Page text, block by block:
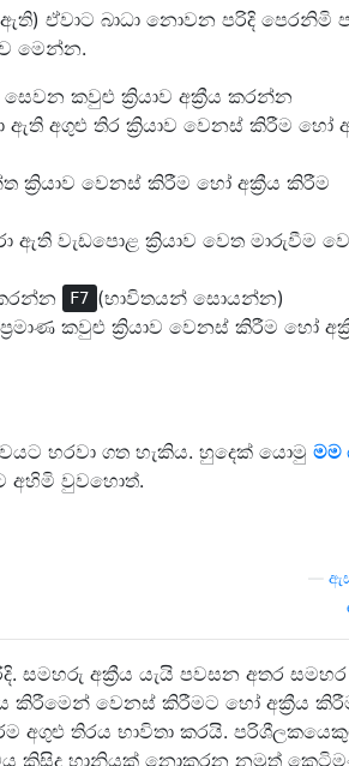
ඒවාට බාධා නොවන පරිදි පෙරනිමි
මෙන්න.
සෙවන කවුළු ක්‍රියාව අක්‍රීය කරන්න
ඇති අගුළු තිර ක්‍රියාව වෙනස් කිරීම හෝ
ක්‍රියාව වෙනස් කිරීම හෝ අක්‍රීය කිරීම
ඇති වැඩපොළ ක්‍රියාව වෙත මාරුවීම
F7 (භාවිතයන් සොයන්න)
කවුළු ක්‍රියාව වෙනස් කිරීම හෝ
හරවා ගත හැකිය. හුදෙක් යොමු මම
අහිමි වුවහොත්.
සමහරු අක්‍රීය යැයි පවසන අතර සමහර
කිරීමෙන් වෙනස් කිරීමට හෝ අක්‍රීය
අගුළු තිරය භාවිතා කරයි.
කිසිදු හානියක් නොකරන නමුත් කෙටිමං